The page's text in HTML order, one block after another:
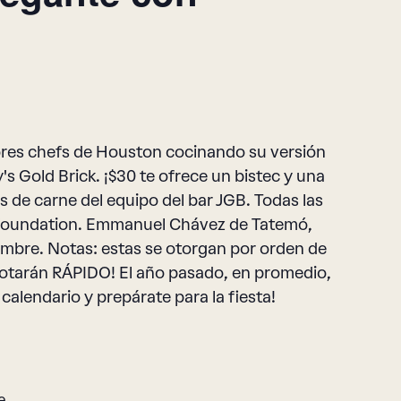
chefs de Houston cocinando su versión
Gold Brick. ¡$30 te ofrece un bistec y una
carne del equipo del bar JGB. Todas las
Emmanuel Chávez de Tatemó,
Notas: estas se otorgan por orden de
RÁPIDO! El año pasado, en promedio,
y prepárate para la fiesta!